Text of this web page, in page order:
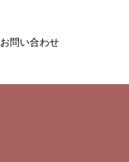
お問い合わせ